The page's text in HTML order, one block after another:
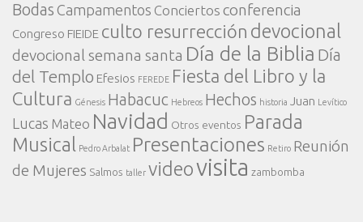
Bodas Campamentos Conciertos conferencia
Congreso FIEIDE culto resurrección devocional
devocional semana santa Día de la Biblia Día
del Templo Efesios FEREDE Fiesta del Libro y la
Cultura Génesis Habacuc Hebreos Hechos historia Juan Levítico
Lucas Mateo Navidad Otros eventos Parada
Musical
Pedro Arbalat Presentaciones Retiro Reunión
de Mujeres Salmos taller videovisita zambomba